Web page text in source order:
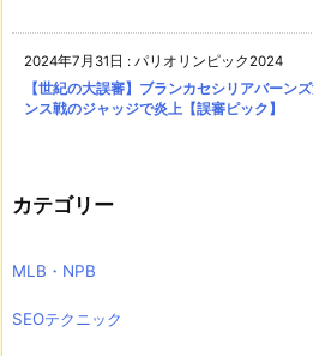
2024年7月31日 : パリオリンピック2024
【世紀の大誤審】ブランカセシリアバーン
ンス戦のジャッジで炎上【誤審ピック】
カテゴリー
MLB・NPB
SEOテクニック